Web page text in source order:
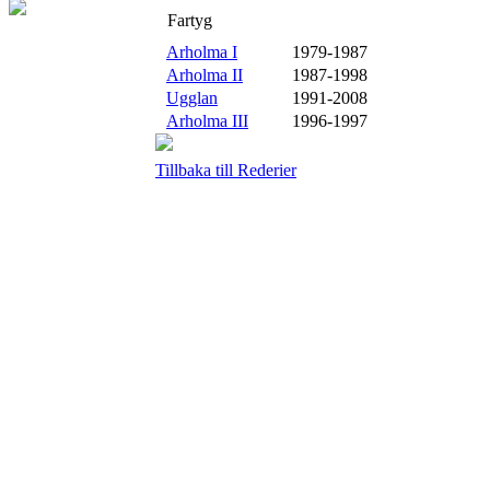
Fartyg
Arholma I
1979-1987
Arholma II
1987-1998
Ugglan
1991-2008
Arholma III
1996-1997
Tillbaka till Rederier